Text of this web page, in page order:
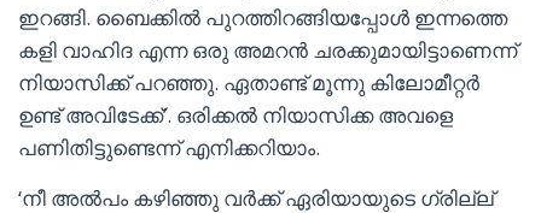
ഇറങ്ങി. ബൈക്കിൽ പുറത്തിറങ്ങിയപ്പോൾ ഇന്നത്തെ
കളി വാഹിദ എന്ന ഒരു അമറൻ ചരക്കുമായിട്ടാണെന്ന്
നിയാസിക്ക് പറഞ്ഞു. ഏതാണ്ട് മൂന്നു കിലോമീറ്റർ
ഉണ്ട് അവിടേക്ക്’. ഒരിക്കൽ നിയാസിക്ക അവളെ
പണിതിട്ടുണ്ടെന്ന് എനിക്കറിയാം.
‘നീ അൽപം കഴിഞ്ഞു വർക്ക് ഏരിയായുടെ ഗ്രില്ല്